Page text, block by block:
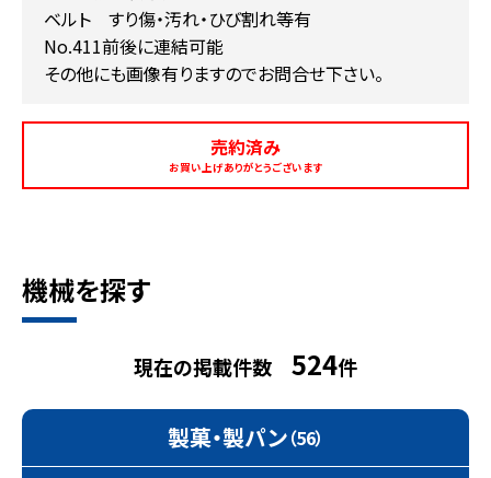
ベルト すり傷・汚れ・ひび割れ等有
No.411前後に連結可能
その他にも画像有りますのでお問合せ下さい。
売約済み
お買い上げありがとうございます
機械を探す
現在の掲載件数 524件
製菓・製パン（56）